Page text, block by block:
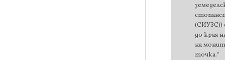
(СИУЗС))
до края
на
точка.“